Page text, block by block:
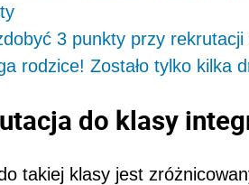
3 punkty przy rekrutacji
rodzice! Zostało tylko kilka
do klasy
takiej klasy jest